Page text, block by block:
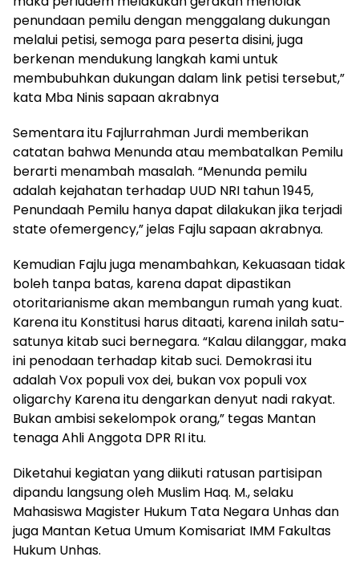
penundaan pemilu dengan menggalang dukungan
melalui petisi, semoga para peserta disini, juga
berkenan mendukung langkah kami untuk
membubuhkan dukungan dalam link petisi tersebut,”
kata Mba Ninis sapaan akrabnya
Sementara itu Fajlurrahman Jurdi memberikan
catatan bahwa Menunda atau membatalkan Pemilu
berarti menambah masalah. “Menunda pemilu
adalah kejahatan terhadap UUD NRI tahun 1945,
Penundaah Pemilu hanya dapat dilakukan jika terjadi
state ofemergency,” jelas Fajlu sapaan akrabnya.
Kemudian Fajlu juga menambahkan, Kekuasaan tidak
boleh tanpa batas, karena dapat dipastikan
otoritarianisme akan membangun rumah yang kuat.
Karena itu Konstitusi harus ditaati, karena inilah satu-
satunya kitab suci bernegara. “Kalau dilanggar, maka
ini penodaan terhadap kitab suci. Demokrasi itu
adalah Vox populi vox dei, bukan vox populi vox
oligarchy Karena itu dengarkan denyut nadi rakyat.
Bukan ambisi sekelompok orang,” tegas Mantan
tenaga Ahli Anggota DPR RI itu.
Diketahui kegiatan yang diikuti ratusan partisipan
dipandu langsung oleh Muslim Haq. M., selaku
Mahasiswa Magister Hukum Tata Negara Unhas dan
juga Mantan Ketua Umum Komisariat IMM Fakultas
Hukum Unhas.